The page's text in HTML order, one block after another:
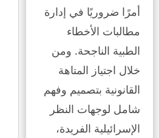
أمرًا ضروريًا في إدارة
مطالبات الأخطاء
الطبية الناجحة. ومن
خلال اجتياز المتاهة
القانونية بتصميم وفهم
شامل لوجهات النظر
الإسرائيلية الفريدة،